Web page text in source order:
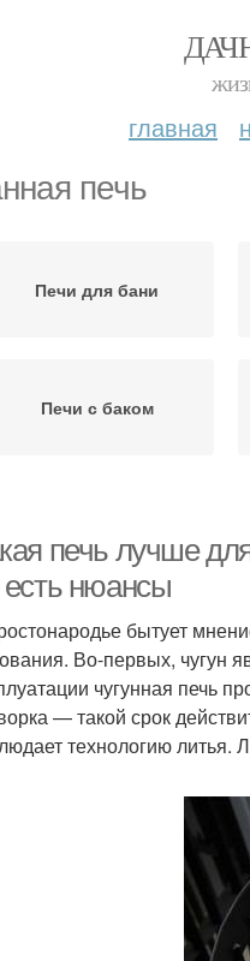
главная
печь
Печи для бани
Печи с баком
Печи с выносной
топкой
печь лучше
есть нюансы
бытует
Во-первых, чугун
чугунная печь
— такой срок
технологию литья.